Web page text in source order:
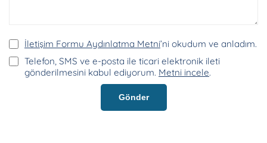
İletişim Formu Aydınlatma Metni’ni okudum ve anladım.
Telefon, SMS ve e-posta ile ticari elektronik ileti
gönderilmesini kabul ediyorum. Metni incele.
Gönder